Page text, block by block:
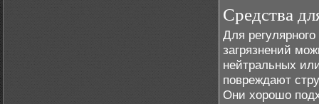
Средства
Для
загрязнений
нейтральных
повреждают
Они хорошо